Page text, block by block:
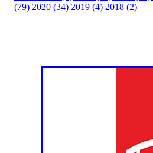
(79) 2020 (34) 2019 (4) 2018 (2)